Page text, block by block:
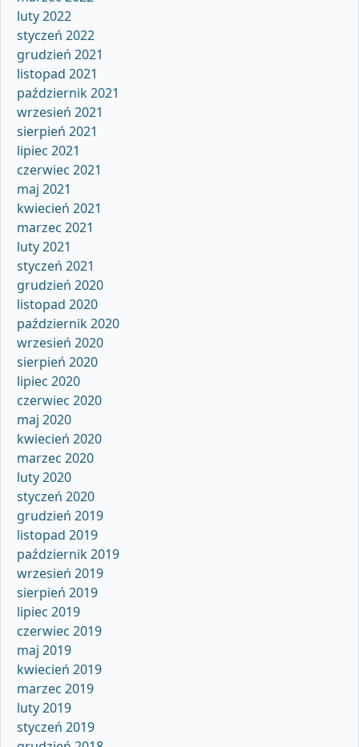
luty 2022
styczeń 2022
grudzień 2021
listopad 2021
październik 2021
wrzesień 2021
sierpień 2021
lipiec 2021
czerwiec 2021
maj 2021
kwiecień 2021
marzec 2021
luty 2021
styczeń 2021
grudzień 2020
listopad 2020
październik 2020
wrzesień 2020
sierpień 2020
lipiec 2020
czerwiec 2020
maj 2020
kwiecień 2020
marzec 2020
luty 2020
styczeń 2020
grudzień 2019
listopad 2019
październik 2019
wrzesień 2019
sierpień 2019
lipiec 2019
czerwiec 2019
maj 2019
kwiecień 2019
marzec 2019
luty 2019
styczeń 2019